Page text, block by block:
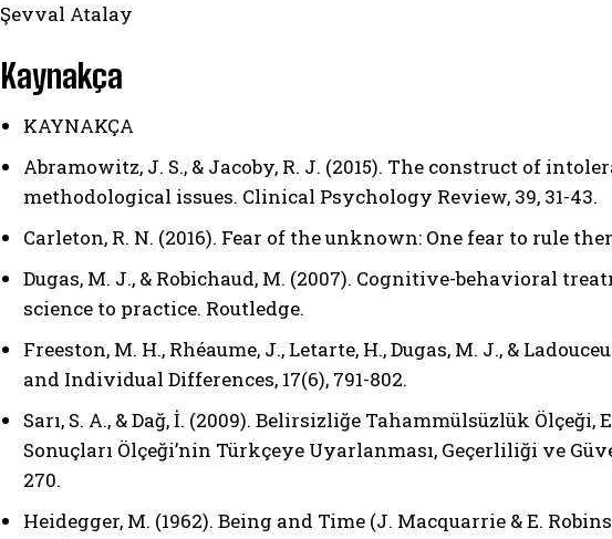
Şevval Atalay
Kaynakça
KAYNAKÇA
Abramowitz, J. S., & Jacoby, R. J. (2015). The construct of
methodological issues. Clinical Psychology Review, 39, 31-43.
Carleton, R. N. (2016). Fear of the unknown: One fear to rule
Dugas, M. J., & Robichaud, M. (2007). Cognitive-behavioral
science to practice. Routledge.
Freeston, M. H., Rhéaume, J., Letarte, H., Dugas, M. J., &
and Individual Differences, 17(6), 791-802.
Sarı, S. A., & Dağ, İ. (2009). Belirsizliğe Tahammülsüzlük
Sonuçları Ölçeği’nin Türkçeye Uyarlanması, Geçerliliği ve
270.
Heidegger, M. (1962). Being and Time (J. Macquarrie & E.